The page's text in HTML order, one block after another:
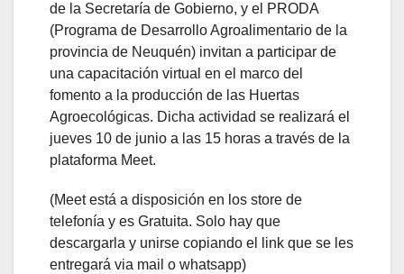
de la Secretaría de Gobierno, y el PRODA
(Programa de Desarrollo Agroalimentario de la
provincia de Neuquén) invitan a participar de
una capacitación virtual en el marco del
fomento a la producción de las Huertas
Agroecológicas. Dicha actividad se realizará el
jueves 10 de junio a las 15 horas a través de la
plataforma Meet.
(Meet está a disposición en los store de
telefonía y es Gratuita. Solo hay que
descargarla y unirse copiando el link que se les
entregará via mail o whatsapp)